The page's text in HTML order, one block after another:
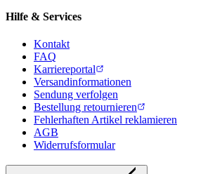
Hilfe & Services
Kontakt
FAQ
Karriereportal
Versandinformationen
Sendung verfolgen
Bestellung retournieren
Fehlerhaften Artikel reklamieren
AGB
Widerrufsformular